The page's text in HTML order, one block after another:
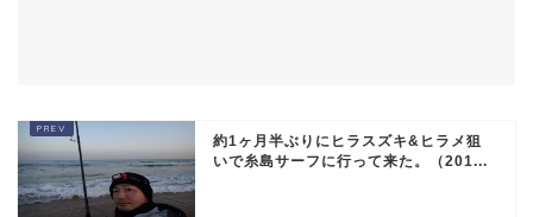
約1ヶ月半ぶりにヒラスズキ&ヒラメ狙
いで糸島サーフに行って来た。（201...